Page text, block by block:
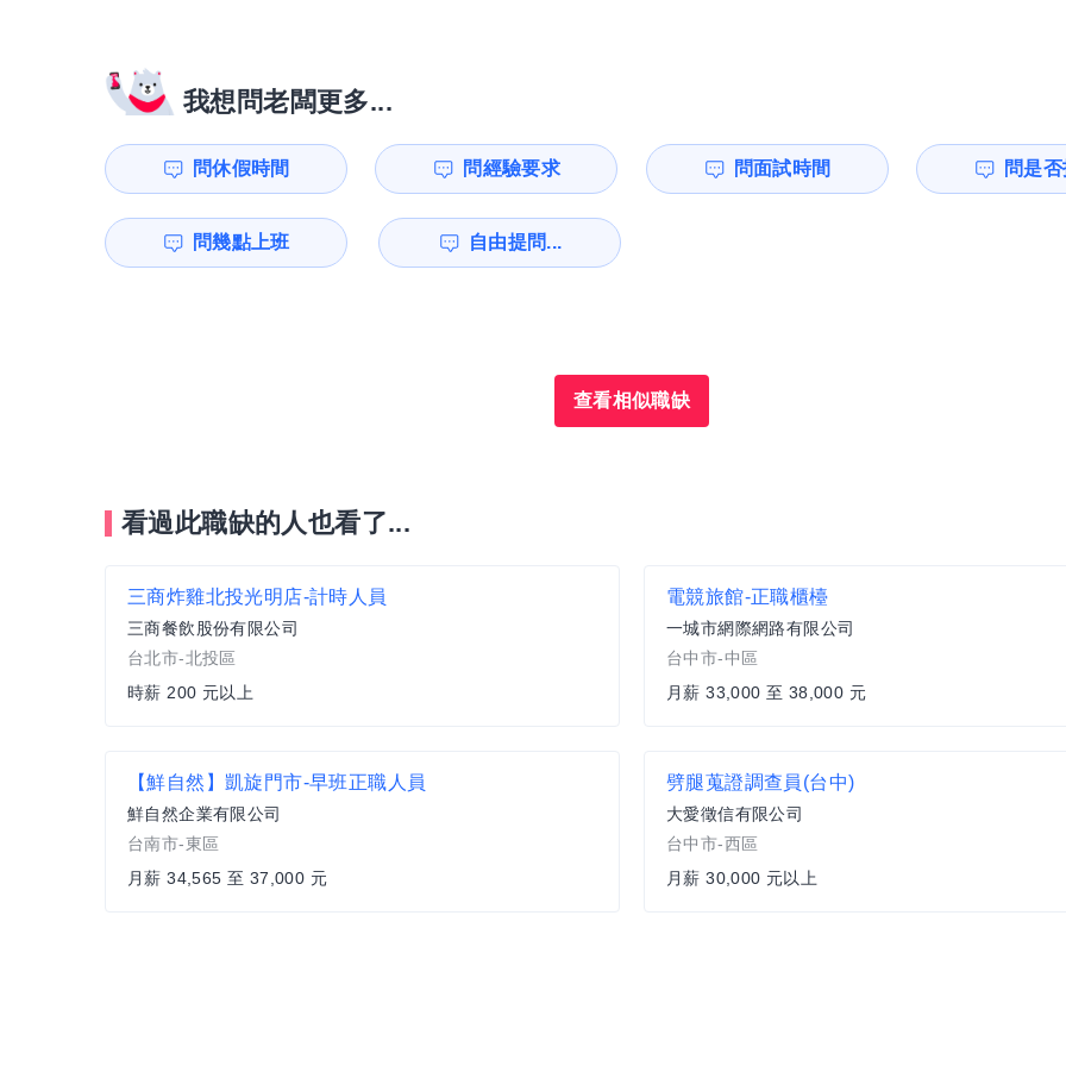
我想問老闆更多...
問休假時間 問經驗要求 問面試時間 問是
問幾點上班 自由提問...
查看相似職缺
看過此職缺的人也看了...
三商炸雞北投光明店-計時人員
三商餐飲股份有限公司
台北市-北投區
時薪 200 元以上
電競旅館-正職櫃檯
一城市網際網路有限公司
台中市-中區
月薪 33,000 至 38,000 元
【鮮自然】凱旋門市-早班正職人員
鮮自然企業有限公司
台南市-東區
月薪 34,565 至 37,000 元
劈腿蒐證調查員(台中)
大愛徵信有限公司
台中市-西區
月薪 30,000 元以上